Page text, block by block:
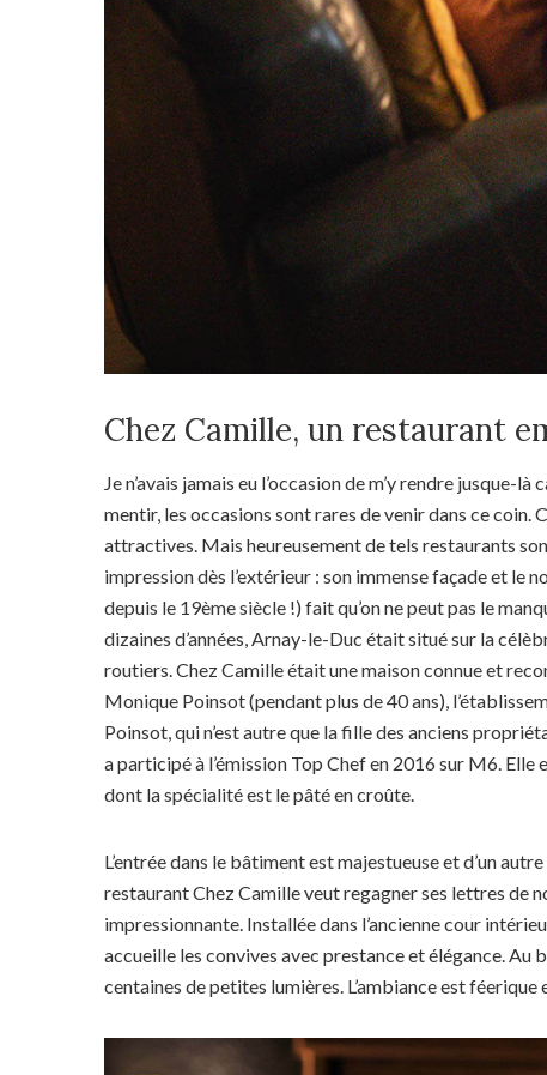
Chez Camille, un restaurant
Je n’avais jamais eu l’occasion de m’y rendre jusque-
mentir, les occasions sont rares de venir dans ce coin.
attractives. Mais heureusement de tels restaurants
impression dès l’extérieur : son immense façade et
depuis le 19ème siècle !) fait qu’on ne peut pas le
dizaines d’années, Arnay-le-Duc était situé sur la
routiers. Chez Camille était une maison connue et
Monique Poinsot (pendant plus de 40 ans),
Poinsot, qui n’est autre que la fille des anciens
a participé à l’émission Top Chef en 2016 sur M6.
dont la spécialité est le pâté en croûte.
L’entrée dans le bâtiment est majestueuse et d’un
restaurant Chez Camille veut regagner ses lettres de
impressionnante. Installée dans l’ancienne cour
accueille les convives avec prestance et élégance. Au
centaines de petites lumières. L’ambiance est